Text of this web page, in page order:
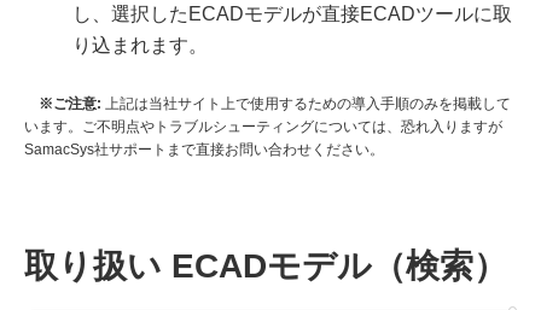
し、選択したECADモデルが直接ECADツールに取
り込まれます。
ご注意: 上記は当社サイト上で使用するための導入手順のみを掲載して
います。ご不明点やトラブルシューティングについては、恐れ入りますが
SamacSys社サポートまで直接お問い合わせください。
取り扱い ECADモデル（検索）